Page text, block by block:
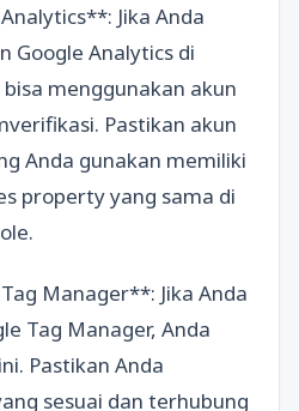
Jika Anda
Google Analytics di
menggunakan akun
Pastikan akun
Anda gunakan memiliki
property yang sama di
Manager**: Jika Anda
Tag Manager, Anda
Pastikan Anda
sesuai dan terhubung